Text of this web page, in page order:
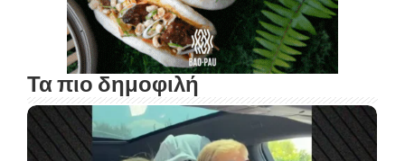
Τα πιο δημοφιλή